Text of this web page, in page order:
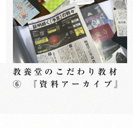
教養堂のこだわり教材
⑥ 『資料アーカイブ』